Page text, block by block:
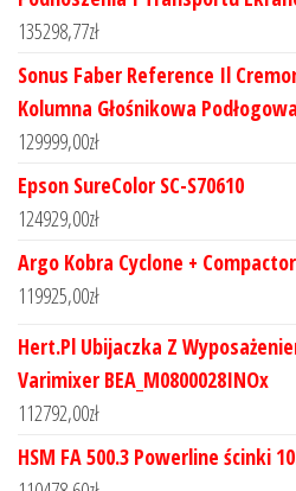
135298,77zł
Sonus Faber Reference Il
Kolumna Głośnikowa
129999,00zł
Epson SureColor SC-S70610
124929,00zł
Argo Kobra Cyclone +
119925,00zł
Hert.Pl Ubijaczka Z
Varimixer BEA_M0800028INOx
112792,00zł
HSM FA 500.3 Powerline ścinki